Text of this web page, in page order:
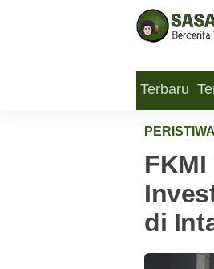
Terbaru
PERISTIWA
di